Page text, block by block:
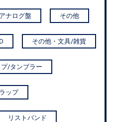
アナログ盤 その他
その他・文具/雑貨
/タンブラー
ップ
リストバンド